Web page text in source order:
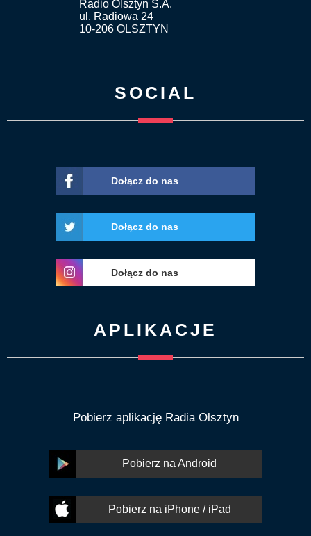
Radio Olsztyn S.A.
ul. Radiowa 24
10-206 OLSZTYN
SOCIAL
Dołącz do nas
Dołącz do nas
Dołącz do nas
APLIKACJE
Pobierz aplikację Radia Olsztyn
Pobierz na Android
Pobierz na iPhone / iPad